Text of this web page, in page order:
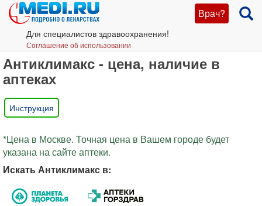
Врач?
Для специалистов здравоохранения!
Соглашение об использовании
Антиклимакс - цена, наличие в
аптеках
Инструкция
*Цена в Москве. Точная цена в Вашем городе будет
указана на сайте аптеки.
Искать Антиклимакс в: